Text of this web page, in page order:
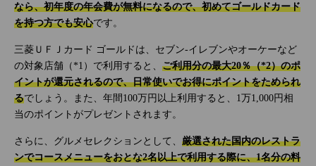
なら、初年度の年会費が無料になるので、初めてゴールドカード
を持つ方でも安心です。
三菱ＵＦＪカード ゴールドは、セブン‐イレブンやオーケーなど
の対象店舗（*1）で利用すると、 ご利用分の最大20％（*2）のポ
イントが還元されるので、日常使いでお得にポイントをためられ
るでしょう。また、年間100万円以上利用すると、1万1,000円相
当のポイントがプレゼントされます。
さらに、グルメセレクションとして、 厳選された国内のレストラ
ンでコースメニューをおとな2名以上で利用する際に、1名分の料